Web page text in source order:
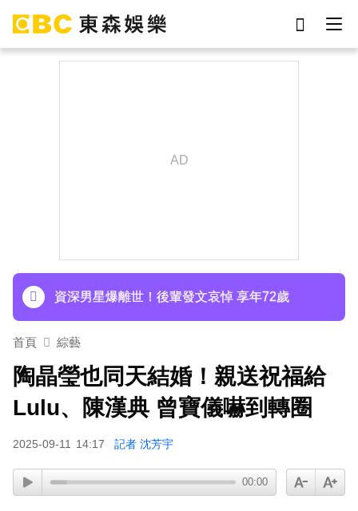
全場暴動了
資深男星爆離世！後輩發文哀悼 享年72歲
TWICE定延不續約！手寫信宣布離開JYP 簽新東
玉澤演巡演首站獻給台北！加碼「自拍+簽名會」
寵粉無極限
養」 親上火線揭真相
SEVENTEEN勝寬、Dino同天入伍！玟奎9月服替
代役
首頁 綜藝
陶晶瑩也同天結婚！親送祝福給
Lulu、陳漢典 曾寶儀嚇到轉圈
2025-09-11 14:17 記者 沈芳宇
00:00